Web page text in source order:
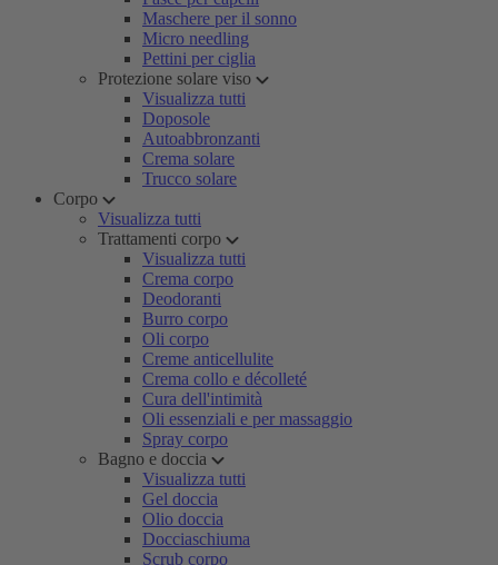
Maschere per il sonno
Micro needling
Pettini per ciglia
Protezione solare viso
Visualizza tutti
Doposole
Autoabbronzanti
Crema solare
Trucco solare
Corpo
Visualizza tutti
Trattamenti corpo
Visualizza tutti
Crema corpo
Deodoranti
Burro corpo
Oli corpo
Creme anticellulite
Crema collo e décolleté
Cura dell'intimità
Oli essenziali e per massaggio
Spray corpo
Bagno e doccia
Visualizza tutti
Gel doccia
Olio doccia
Docciaschiuma
Scrub corpo